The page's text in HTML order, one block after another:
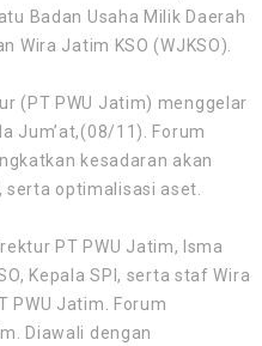
Badan Usaha Milik Daerah
Wira Jatim KSO (WJKSO).
(PT PWU Jatim) menggelar
Jum’at,(08/11). Forum
kesadaran akan
optimalisasi aset.
PT PWU Jatim, Isma
Kepala SPI, serta staf Wira
PWU Jatim. Forum
Diawali dengan